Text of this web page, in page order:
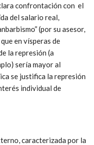
confrontación con el
del salario real,
(por su asesor,
en vísperas de
la represión (a
sería mayor al
se justifica la represión
individual de
caracterizada por la